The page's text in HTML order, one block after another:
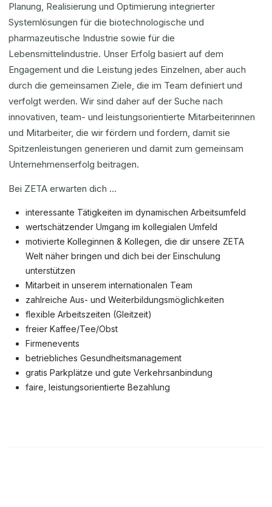
Planung, Realisierung und Optimierung integrierter
Systemlösungen für die biotechnologische und
pharmazeutische Industrie sowie für die
Lebensmittelindustrie. Unser Erfolg basiert auf dem
Engagement und die Leistung jedes Einzelnen, aber auch
durch die gemeinsamen Ziele, die im Team definiert und
verfolgt werden. Wir sind daher auf der Suche nach
innovativen, team- und leistungsorientierte Mitarbeiterinnen
und Mitarbeiter, die wir fördern und fordern, damit sie
Spitzenleistungen generieren und damit zum gemeinsam
Unternehmenserfolg beitragen.
Bei ZETA erwarten dich …
interessante Tätigkeiten im dynamischen Arbeitsumfeld
wertschätzender Umgang im kollegialen Umfeld
motivierte Kolleginnen & Kollegen, die dir unsere ZETA
Welt näher bringen und dich bei der Einschulung
unterstützen
Mitarbeit in unserem internationalen Team
zahlreiche Aus- und Weiterbildungsmöglichkeiten
flexible Arbeitszeiten (Gleitzeit)
freier Kaffee/Tee/Obst
Firmenevents
betriebliches Gesundheitsmanagement
gratis Parkplätze und gute Verkehrsanbindung
faire, leistungsorientierte Bezahlung